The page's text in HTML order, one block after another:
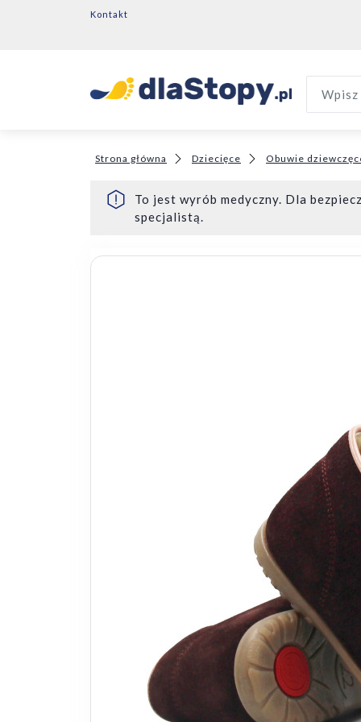
Kontakt
Strona główna Dziecięce Obuwie
To jest wyrób medyczny. Dla
specjalistą.